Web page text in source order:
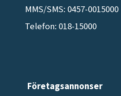
MMS/SMS: 0457-0015000
Telefon: 018-15000
Företagsannonser